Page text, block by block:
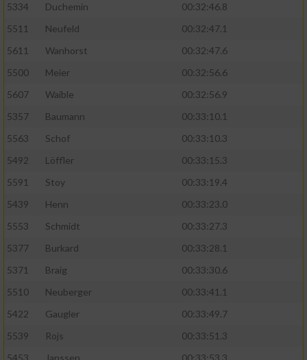
5334
Duchemin
00:32:46.8
5511
Neufeld
00:32:47.1
5611
Wanhorst
00:32:47.6
5500
Meier
00:32:56.6
5607
Waible
00:32:56.9
5357
Baumann
00:33:10.1
5563
Schof
00:33:10.3
5492
Löffler
00:33:15.3
5591
Stoy
00:33:19.4
5439
Henn
00:33:23.0
5553
Schmidt
00:33:27.3
5377
Burkard
00:33:28.1
5371
Braig
00:33:30.6
5510
Neuberger
00:33:41.1
5422
Gaugler
00:33:49.7
5539
Rojs
00:33:51.3